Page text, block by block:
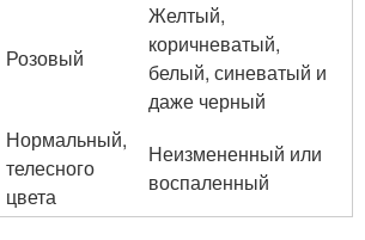
Розовый
Желтый,
коричневатый,
белый, синеватый и
даже черный
Нормальный,
телесного
цвета
Неизмененный или
воспаленный